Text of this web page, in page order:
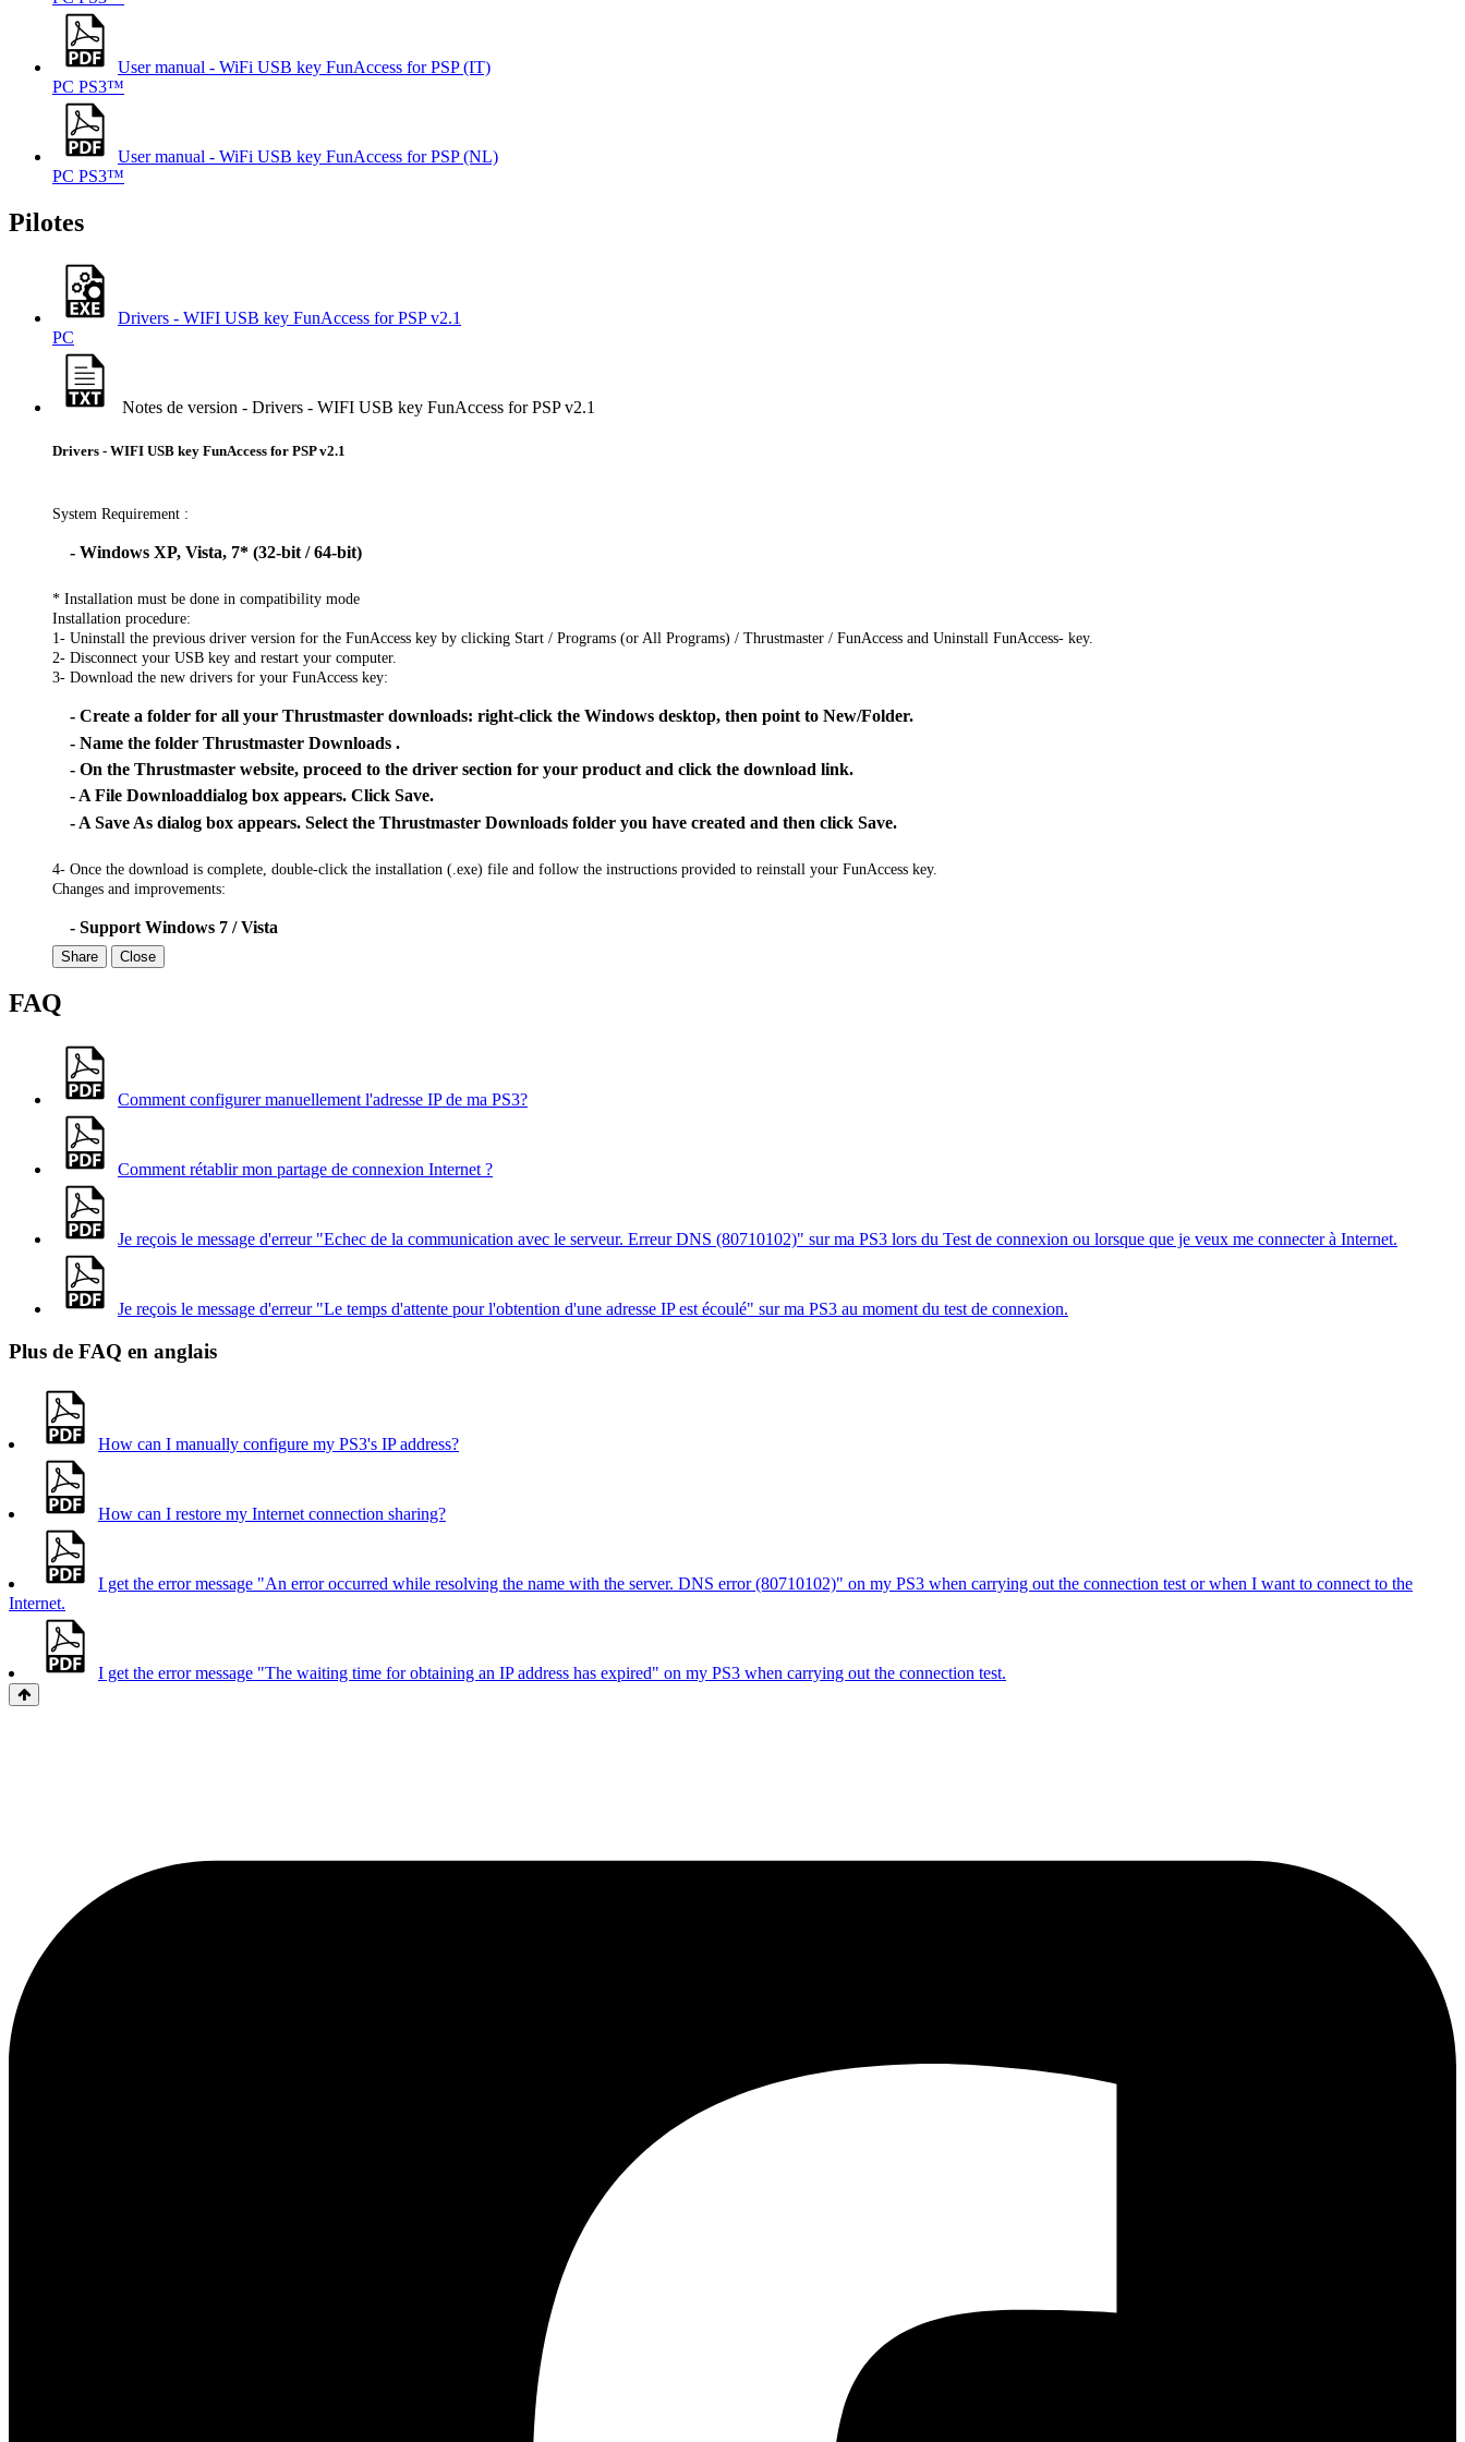
User manual - WiFi USB key FunAccess for PSP (IT)
PC PS3™
User manual - WiFi USB key FunAccess for PSP (NL)
PC PS3™
Pilotes
Drivers - WIFI USB key FunAccess for PSP v2.1
PC
Notes de version - Drivers - WIFI USB key FunAccess for PSP v2.1
Drivers - WIFI USB key FunAccess for PSP v2.1
System Requirement :
- Windows XP, Vista, 7* (32-bit / 64-bit)
* Installation must be done in compatibility mode
Installation procedure:
1- Uninstall the previous driver version for the FunAccess key by clicking Start / Programs (or All Programs) / Thrustmaster / FunAccess and Uninstall FunAccess- key.
2- Disconnect your USB key and restart your computer.
3- Download the new drivers for your FunAccess key:
- Create a folder for all your Thrustmaster downloads: right-click the Windows desktop, then point to New/Folder.
- Name the folder Thrustmaster Downloads .
- On the Thrustmaster website, proceed to the driver section for your product and click the download link.
- A File Downloaddialog box appears. Click Save.
- A Save As dialog box appears. Select the Thrustmaster Downloads folder you have created and then click Save.
4- Once the download is complete, double-click the installation (.exe) file and follow the instructions provided to reinstall your FunAccess key.
Changes and improvements:
- Support Windows 7 / Vista
Share Close
FAQ
Comment configurer manuellement l'adresse IP de ma PS3?
Comment rétablir mon partage de connexion Internet ?
Je reçois le message d'erreur "Echec de la communication avec le serveur. Erreur DNS (80710102)" sur ma PS3 lors du Test de connexion ou lorsque que je veux me connecter à Internet.
Je reçois le message d'erreur "Le temps d'attente pour l'obtention d'une adresse IP est écoulé" sur ma PS3 au moment du test de connexion.
Plus de FAQ en anglais
How can I manually configure my PS3's IP address?
How can I restore my Internet connection sharing?
I get the error message "An error occurred while resolving the name with the server. DNS error (80710102)" on my PS3 when carrying out the connection test or when I want to connect to the
Internet.
I get the error message "The waiting time for obtaining an IP address has expired" on my PS3 when carrying out the connection test.